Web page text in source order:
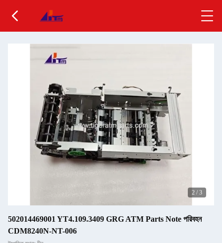
2 / 3
502014469001 YT4.109.3409 GRG ATM Parts Note পরিবহন
CDM8240N-NT-006